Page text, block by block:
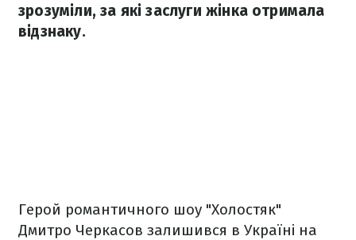
зрозуміли, за які заслуги жінка отримала
відзнаку.
Герой романтичного шоу "Холостяк"
Дмитро Черкасов залишився в Україні на